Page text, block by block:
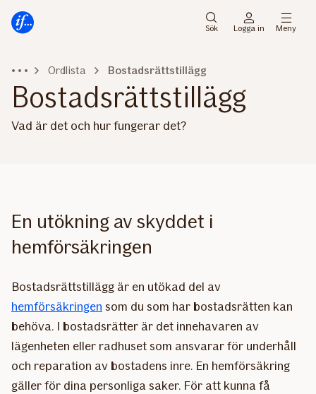
direkt
huvudmenyn
direkt
innehåll
Sök Logga in Meny
Ordlista Bostadsrättstillägg
Bostadsrättstillägg
Vad är det och hur fungerar det?
En utökning av skyddet i
hemförsäkringen
Bostadsrättstillägg är en utökad del av
hemförsäkringen som du som har bostadsrätten kan
behöva. I bostadsrätter är det innehavaren av
lägenheten eller radhuset som ansvarar för underhåll
och reparation av bostadens inre. En hemförsäkring
gäller för dina personliga saker. För att kunna få